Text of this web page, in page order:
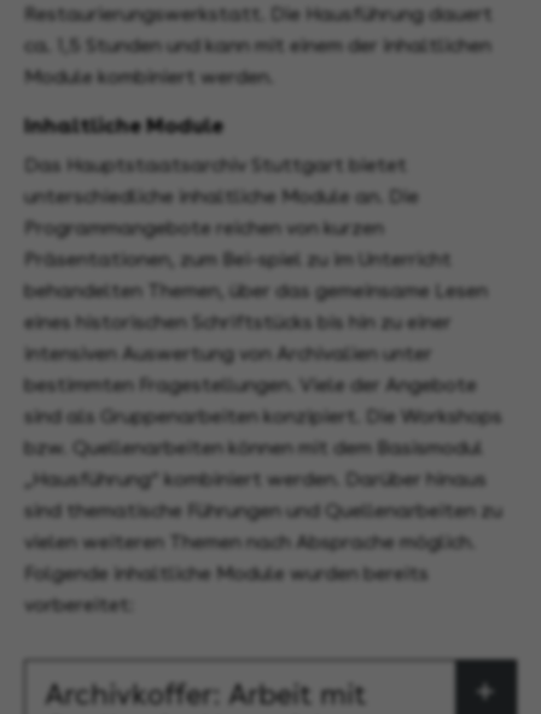
Restaurierungswerkstatt. Die Hausführung dauert
ca. 1,5 Stunden und kann mit einem der inhaltlichen
Module kombiniert werden.
Inhaltliche Module
Das Hauptstaatsarchiv Stuttgart bietet
unterschiedliche inhaltliche Module an. Die
Programmangebote reichen von kurzen
Präsentationen, zum Bei-spiel zu im Unterricht
behandelten Themen, über das gemeinsame Lesen
eines historischen Schriftstücks bis hin zu einer
intensiven Auswertung von Archivalien unter
bestimmten Fragestellungen. Viele der Angebote
sind als Gruppenarbeiten konzipiert. Die Workshops
bzw. Quellenarbeiten können mit dem Basismodul
„Hausführung“ kombiniert werden. Darüber hinaus
sind thematische Führungen und Quellenarbeiten zu
vielen weiteren Themen nach Absprache möglich.
Folgende inhaltliche Module wurden bereits
vorbereitet:
Archivkoffer: Arbeit mit